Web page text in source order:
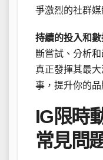
爭激烈的社群媒
持續的投入和
斷嘗試、分析
真正發揮其最
事，提升你的品
IG限時
常見問